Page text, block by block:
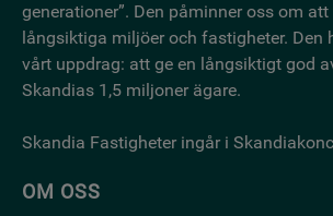
generationer”. Den påminner oss om
långsiktiga miljöer och fastigheter. Den
vårt uppdrag: att ge en långsiktigt god
Skandias 1,5 miljoner ägare.
Skandia Fastigheter ingår i
OM OSS